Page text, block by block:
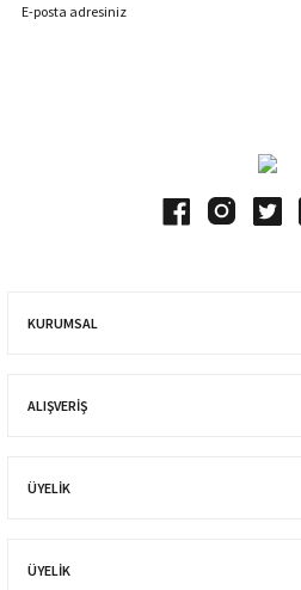
KURUMSAL
ALIŞVERIŞ
ÜYELİK
ÜYELİK